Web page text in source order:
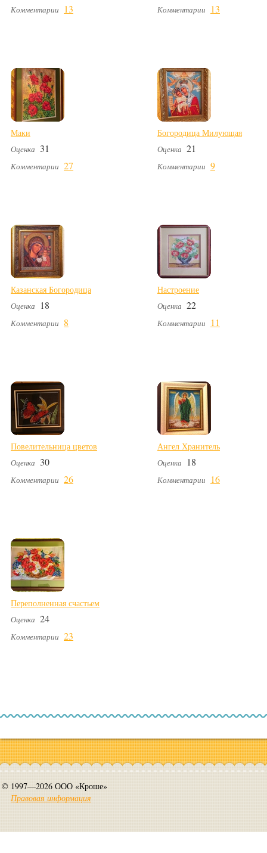
Комментарии 13 Комментарии 13
Маки
Оценка 31
Комментарии 27
Богородица Милующая
Оценка 21
Комментарии 9
Казанская Богородица
Оценка 18
Комментарии 8
Настроение
Оценка 22
Комментарии 11
Повелительница цветов
Оценка 30
Комментарии 26
Ангел Хранитель
Оценка 18
Комментарии 16
Переполненная счастьем
Оценка 24
Комментарии 23
© 1997—2026 ООО «Кроше»
Правовая информация